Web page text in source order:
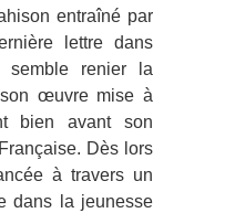
entraîné par
lettre dans
semble renier la
œuvre mise à
bien avant son
Dès lors
à travers un
dans la jeunesse